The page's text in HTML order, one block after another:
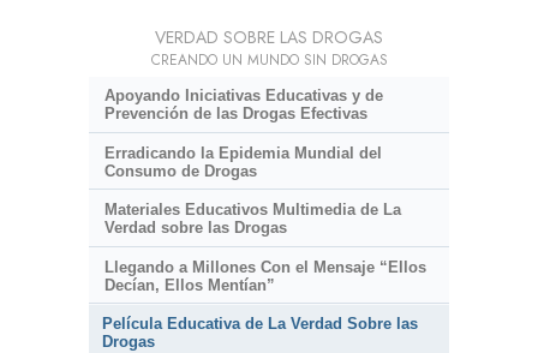
VERDAD SOBRE LAS DROGAS
CREANDO UN MUNDO SIN DROGAS
Apoyando Iniciativas Educativas y de
Prevención de las Drogas Efectivas
Erradicando la Epidemia Mundial del
Consumo de Drogas
Materiales Educativos Multimedia de La
Verdad sobre las Drogas
Llegando a Millones Con el Mensaje “Ellos
Decían, Ellos Mentían”
Película Educativa de La Verdad Sobre las
Drogas